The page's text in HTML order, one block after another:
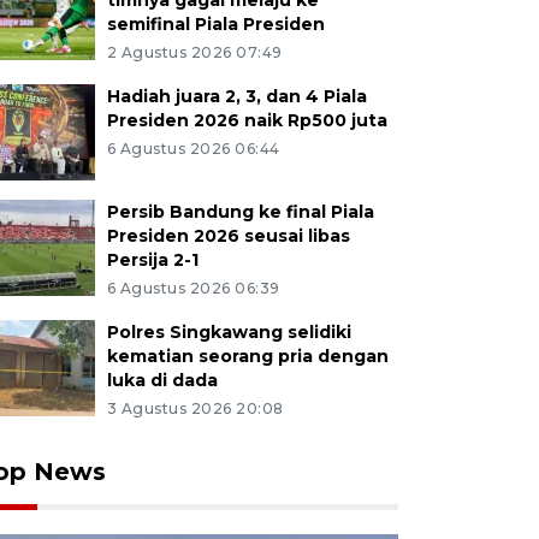
semifinal Piala Presiden
2 Agustus 2026 07:49
Hadiah juara 2, 3, dan 4 Piala
Presiden 2026 naik Rp500 juta
6 Agustus 2026 06:44
Persib Bandung ke final Piala
Presiden 2026 seusai libas
Persija 2-1
6 Agustus 2026 06:39
Polres Singkawang selidiki
kematian seorang pria dengan
luka di dada
3 Agustus 2026 20:08
News